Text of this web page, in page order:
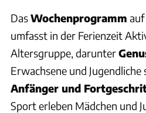
DasWochenprogramm
umfasst in der Ferienzeit
Altersgruppe, darunter
Erwachsene und Jugendliche
Anfänger und
Sport erleben Mädchen und